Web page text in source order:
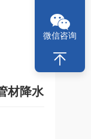
材降水
微信咨询